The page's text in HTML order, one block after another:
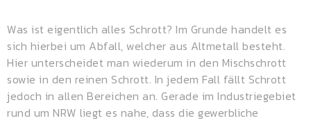
Was ist eigentlich alles Schrott? Im Grunde handelt es
sich hierbei um Abfall, welcher aus Altmetall besteht.
Hier unterscheidet man wiederum in den Mischschrott
sowie in den reinen Schrott. In jedem Fall fällt Schrott
jedoch in allen Bereichen an. Gerade im Industriegebiet
rund um NRW liegt es nahe, dass die gewerbliche